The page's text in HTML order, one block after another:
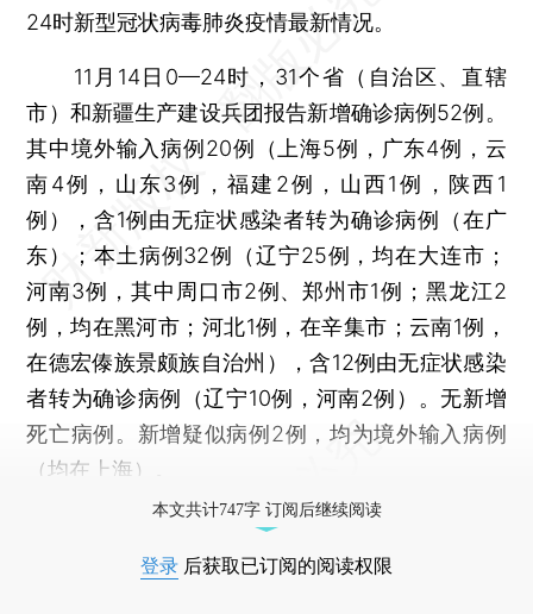
24时新型冠状病毒肺炎疫情最新情况。
11月14日0—24时，31个省（自治区、直辖
市）和新疆生产建设兵团报告新增确诊病例52例。
其中境外输入病例20例（上海5例，广东4例，云
南4例，山东3例，福建2例，山西1例，陕西1
例），含1例由无症状感染者转为确诊病例（在广
东）；本土病例32例（辽宁25例，均在大连市；
河南3例，其中周口市2例、郑州市1例；黑龙江2
例，均在黑河市；河北1例，在辛集市；云南1例，
在德宏傣族景颇族自治州），含12例由无症状感染
者转为确诊病例（辽宁10例，河南2例）。无新增
死亡病例。新增疑似病例2例，均为境外输入病例
（均在上海）。
本文共计747字 订阅后继续阅读
登录 后获取已订阅的阅读权限